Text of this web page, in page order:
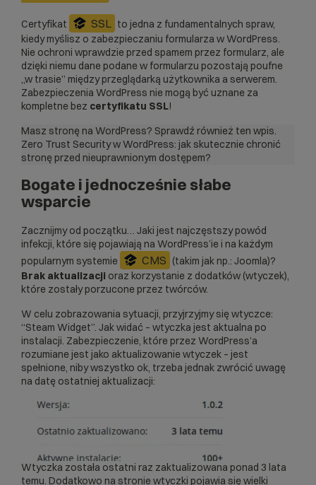
Certyfikat SSL
to jedna z fundamentalnych spraw,
kiedy myślisz o zabezpieczaniu formularza w WordPress.
Nie ochroni wprawdzie przed spamem przez formularz, ale
dzięki niemu dane podane w formularzu pozostają poufne
„w trasie” między przeglądarką użytkownika a serwerem.
Zabezpieczenia WordPress nie mogą być uznane za
kompletne bez certyfikatu SSL!
Masz stronę na WordPress? Sprawdź również ten wpis.
Zero Trust Security w WordPress: jak skutecznie chronić
stronę przed nieuprawnionym dostępem?
Bogate i jednocześnie słabe
wsparcie
Zacznijmy od początku… Jaki jest najczęstszy powód
infekcji, które się pojawiają na WordPress’ie i na każdym
popularnym systemie
CMS (takim jak np.: Joomla)?
Brak aktualizacji oraz korzystanie z dodatków (wtyczek),
które zostały porzucone przez twórców.
W celu zobrazowania sytuacji, przyjrzyjmy się wtyczce:
“Steam Widget”. Jak widać – wtyczka jest aktualna po
instalacji. Zabezpieczenie, które przez WordPress’a
rozumiane jest jako aktualizowanie wtyczek – jest
spełnione, niby wszystko ok, trzeba jednak zwrócić uwagę
na datę ostatniej aktualizacji:
Wtyczka została ostatni raz zaktualizowana ponad 3 lata
temu. Dodatkowo na stronie wtyczki pojawia się wielki